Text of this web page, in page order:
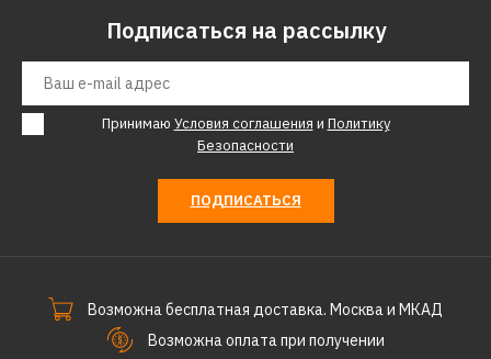
Подписаться на рассылку
Принимаю Условия соглашения и Политику
Безопасности
ПОДПИСАТЬСЯ
Возможна бесплатная доставка. Москва и МКАД
Возможна оплата при получении